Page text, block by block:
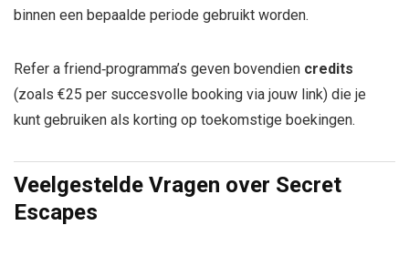
binnen een bepaalde periode gebruikt worden.
Refer a friend‑programma’s geven bovendien credits
(zoals €25 per succesvolle booking via jouw link) die je
kunt gebruiken als korting op toekomstige boekingen.
Veelgestelde Vragen over Secret
Escapes